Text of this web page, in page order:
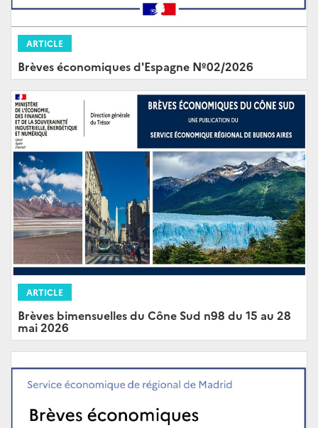
ARTICLE
Brèves économiques d'Espagne Nº02/2026
ARTICLE
Brèves bimensuelles du Cône Sud n98 du 15 au 28
mai 2026